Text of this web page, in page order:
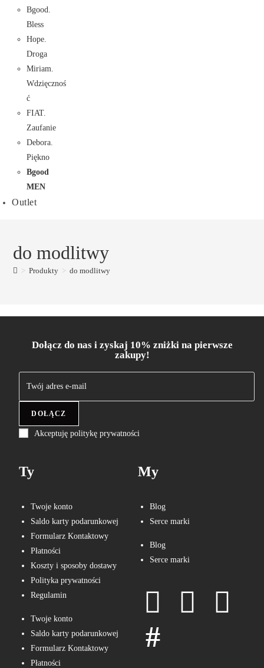
Bgood.
Bless
Hope.
Droga
Miriam.
Wdzięcznoś
ć
FIAT.
Zaufanie
Debora.
Piękno
Bgood
MEN
Outlet
do modlitwy
> Produkty > do modlitwy
Dołącz do nas i zyskaj 10% zniżki na pierwsze
zakupy!
DOŁĄCZ
Akceptuję politykę prywatności
Ty
Twoje konto
Saldo karty podarunkowej
Formularz Kontaktowy
Płatności
Koszty i sposoby dostawy
Polityka prywatności
Regulamin
Twoje konto
Saldo karty podarunkowej
Formularz Kontaktowy
Płatności
My
Blog
Serce marki
Blog
Serce marki